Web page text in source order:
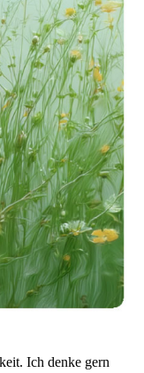
Ich denke gern